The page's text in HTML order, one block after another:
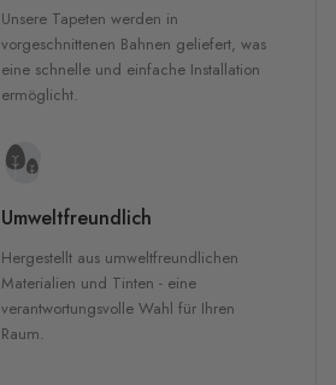
Unsere Tapeten werden in
vorgeschnittenen Bahnen geliefert, was
eine schnelle und einfache Installation
ermöglicht.
Umweltfreundlich
Hergestellt aus umweltfreundlichen
Materialien und Tinten - eine
verantwortungsvolle Wahl für Ihren
Raum.